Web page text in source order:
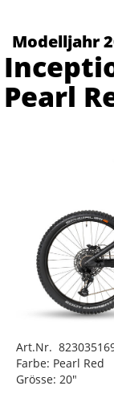
Modelljahr
Pearl
Art.Nr.
Farbe: Pearl Red
Grösse: 20"